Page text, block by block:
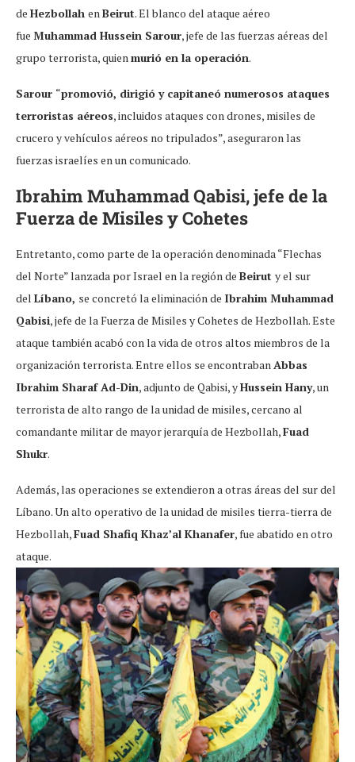
de Hezbollah enBeirut. El blanco del ataque aéreo
fue Muhammad Hussein Sarour, jefe de las fuerzas aéreas del
grupo terrorista, quienmurió en la operación.
Sarour “promovió, dirigió y capitaneó numerosos ataques
terroristas aéreos, incluidos ataques con drones, misiles de
crucero y vehículos aéreos no tripulados”, aseguraron las
fuerzas israelíes en un comunicado.
Ibrahim Muhammad Qabisi, jefe de la
Fuerza de Misiles y Cohetes
Entretanto, como parte de la operación denominada “Flechas
del Norte” lanzada por Israel en la región de Beirut y el sur
del Líbano, se concretó la eliminación de Ibrahim Muhammad
Qabisi, jefe de la Fuerza de Misiles y Cohetes de Hezbollah. Este
ataque también acabó con la vida de otros altos miembros de la
organización terrorista. Entre ellos se encontrabanAbbas
Ibrahim Sharaf Ad-Din, adjunto de Qabisi, yHussein Hany, un
terrorista de alto rango de la unidad de misiles, cercano al
comandante militar de mayor jerarquía de Hezbollah,Fuad
Shukr.
Además, las operaciones se extendieron a otras áreas del sur del
Líbano. Un alto operativo de la unidad de misiles tierra-tierra de
Hezbollah,Fuad Shafiq Khaz’al Khanafer, fue abatido en otro
ataque.